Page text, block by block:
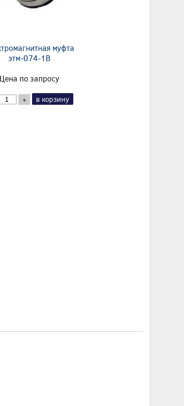
муфта
этм-074-1В
Цена по запросу
+ в корзину